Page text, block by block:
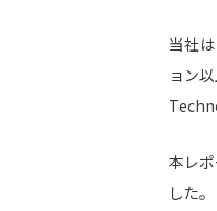
当社
ョン
本レ
した